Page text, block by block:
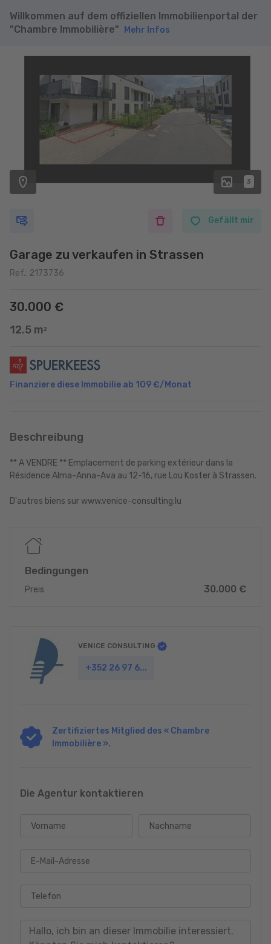
Willkommen auf dem offiziellen Immobilienportal der
"Chambre Immobilière"
Mehr Infos
3
Gefällt mir
Garage zu verkaufen in Strassen
Ref.: 2173736
30.000 €
12.5 m 2
Finanziere diese Immobilie ab 109 €/Monat
Beschreibung
** A VENDRE ** Emplacement de parking extérieur dans la
Résidence Alma-Anna-Ava au 12-16, rue Lou Koster à Strassen.
D'autres biens sur www.venice-consulting.lu
Bedingungen
Preis 30.000 €
VENICE CONSULTING
+352 26 97 6...
Zertifiziertes Mitglied des « Chambre
Immobilière ».
Die Agentur kontaktieren
Vorname Nachname
E-Mail-Adresse
Telefon